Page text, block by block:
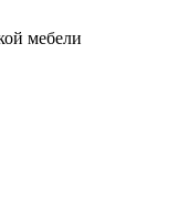
мебели